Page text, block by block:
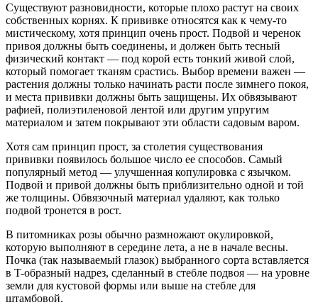
Существуют разновидности, которые плохо растут на своих
собственных корнях. К прививке относятся как к чему-то
мистическому, хотя принцип очень прост. Подвой и черенок
привоя должны быть соединены, и должен быть тесный
физический контакт — под корой есть тонкий живой слой,
который помогает тканям срастись. Выбор времени важен —
растения должны только начинать расти после зимнего покоя,
и места прививки должны быть защищены. Их обвязывают
рафией, полиэтиленовой лентой или другим упругим
материалом и затем покрывают эти области садовым варом.
Хотя сам принцип прост, за столетия существования
прививки появилось большое число ее способов. Самый
популярный метод — улучшенная копулировка с язычком.
Подвой и привой должны быть приблизительно одной и той
же толщины. Обвязочный материал удаляют, как только
подвой тронется в рост.
В питомниках розы обычно размножают окулировкой,
которую выполняют в середине лета, а не в начале весны.
Почка (так называемый глазок) выбранного сорта вставляется
в T-образный надрез, сделанный в стебле подвоя — на уровне
земли для кустовой формы или выше на стебле для
штамбовой.